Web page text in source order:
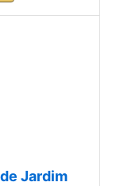
Jardim